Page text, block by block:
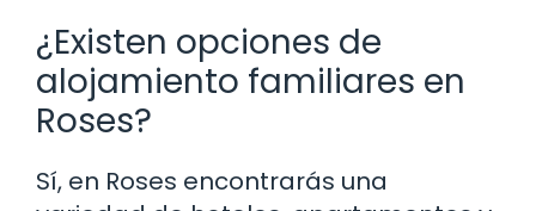
¿Existen opciones de
alojamiento familiares en
Roses?
Sí, en Roses encontrarás una